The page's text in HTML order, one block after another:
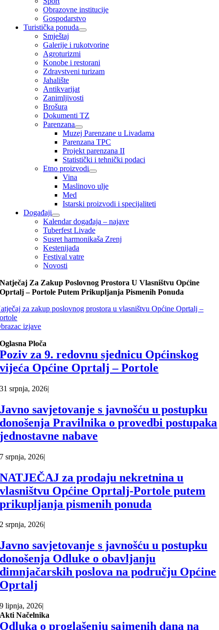
Obrazovne institucije
Gospodarstvo
Turistička ponuda
Smještaj
Galerije i rukotvorine
Agroturizmi
Konobe i restorani
Zdravstveni turizam
Jahalište
Antikvarijat
Zanimljivosti
Brošura
Dokumenti TZ
Parenzana
Muzej Parenzane u Livadama
Parenzana TPC
Projekt parenzana II
Statistički i tehnički podaci
Etno proizvodi
Vina
Maslinovo ulje
Med
Istarski proizvodi i specijaliteti
Događaji
Kalendar događaja – najave
Tuberfest Livade
Susret harmonikaša Zrenj
Kestenijada
Festival vatre
Novosti
Natječaj Za Zakup Poslovnog Prostora U Vlasništvu Općine
Oprtalj – Portole Putem Prikupljanja Pismenih Ponuda
za zakup poslovnog prostora u vlasništvu Općine Oprtalj –
izjave
Oglasna Ploča
Poziv za 9. redovnu sjednicu Općinskog
vijeća Općine Oprtalj – Portole
31 srpnja, 2026|
Javno savjetovanje s javnošću u postupku
donošenja Pravilnika o provedbi postupaka
jednostavne nabave
7 srpnja, 2026|
NATJEČAJ za prodaju nekretnina u
vlasništvu Općine Oprtalj-Portole putem
prikupljanja pismenih ponuda
2 srpnja, 2026|
Javno savjetovanje s javnošću u postupku
donošenja Odluke o obavljanju
dimnjačarskih poslova na području Općine
Oprtalj
9 lipnja, 2026|
Akti Načelnika
Odluka o proglašenju sajmenih dana na